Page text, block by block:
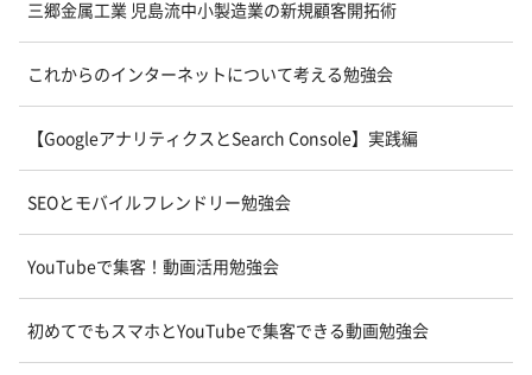
三郷金属工業 児島流中小製造業の新規顧客開拓術
これからのインターネットについて考える勉強会
【GoogleアナリティクスとSearch Console】実践編
SEOとモバイルフレンドリー勉強会
YouTubeで集客！動画活用勉強会
初めてでもスマホとYouTubeで集客できる動画勉強会